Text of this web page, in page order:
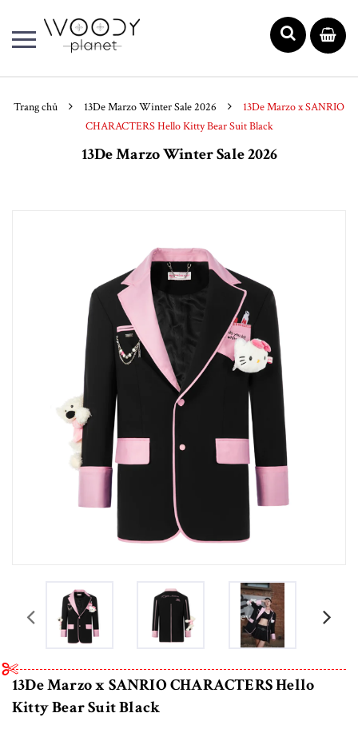
Trang chủ 13De Marzo Winter Sale 2026
13De Marzo x SANRIO
CHARACTERS Hello Kitty Bear Suit Black
13De Marzo Winter Sale 2026
prev
13De Marzo x SANRIO CHARACTERS Hello
Kitty Bear Suit Black